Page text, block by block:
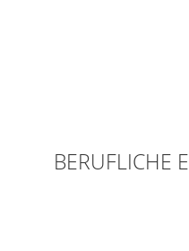
BERUFLICHE